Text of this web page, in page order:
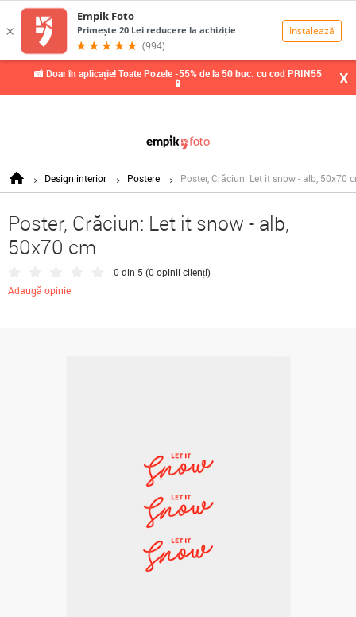
📸 Doar în aplicație! Toate Pozele -55% de la 50 buc. cu cod PRIN55
📱 X
Design interior Postere Poster, Crăciun: Let it snow - alb, 50x70
Poster, Crăciun: Let it snow - alb,
50x70 cm
0 din 5 (0 opinii clienți)
Adaugă opinie